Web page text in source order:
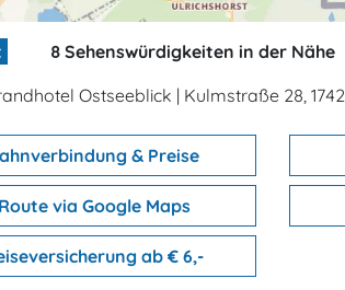
8 Sehenswürdigkeiten in der Nähe
Ostseeblick | Kulmstraße 28,
& Preise
Route via Google Maps
ab € 6,-